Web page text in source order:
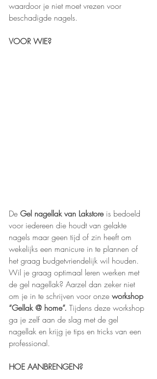
waardoor je niet moet vrezen voor
beschadigde nagels.
VOOR WIE?
De Gel nagellak van Lakstore is bedoeld
voor iedereen die houdt van gelakte
nagels maar geen tijd of zin heeft om
wekelijks een manicure in te plannen of
het graag budgetvriendelijk wil houden.
Wil je graag optimaal leren werken met
de gel nagellak? Aarzel dan zeker niet
om je in te schrijven voor onze workshop
“Gellak @ home”. Tijdens deze workshop
ga je zelf aan de slag met de gel
nagellak en krijg je tips en tricks van een
professional.
HOE AANBRENGEN?